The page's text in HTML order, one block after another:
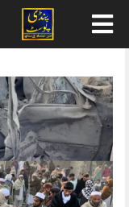
content